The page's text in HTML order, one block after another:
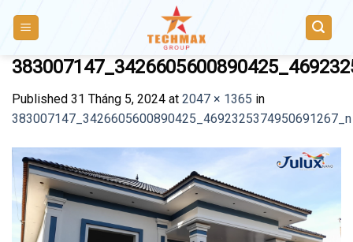
Published 31 Tháng 5, 2024 at 2047 × 1365 in
383007147_3426605600890425_4692325374950691267_n